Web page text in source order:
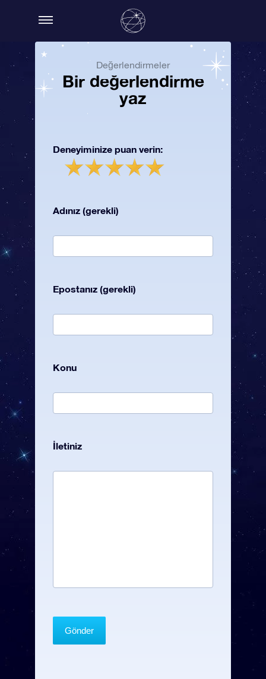
Değerlendirmeler
Bir değerlendirme
yaz
Deneyiminize puan verin:
Adınız (gerekli)
Epostanız (gerekli)
Konu
İletiniz